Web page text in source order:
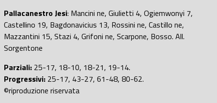
Pallacanestro Jesi: Mancini ne, Giulietti 4, Ogiemwonyi 7,
Castellino 19, Bagdonavicius 13, Rossini ne, Castillo ne,
Mazzantini 15, Stazi 4, Grifoni ne, Scarpone, Bosso. All.
Sorgentone
Parziali: 25-17, 18-10, 18-21, 19-14.
Progressivi: 25-17, 43-27, 61-48, 80-62.
©riproduzione riservata